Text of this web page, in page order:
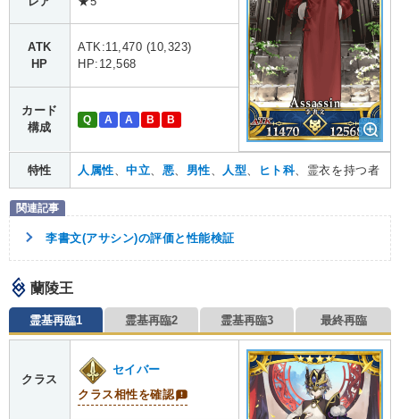
ATK
HP
ATK:11,470 (10,323)
HP:12,568
カード
構成
Q A A B B
特性 人属性 、中立 悪 男性 人型 ヒト科、霊衣を持つ者
李書文(アサシン)の評価と性能検証
蘭陵王
霊基再臨1 霊基再臨2 霊基再臨3 最終再臨
クラス
セイバー
クラス相性を確認